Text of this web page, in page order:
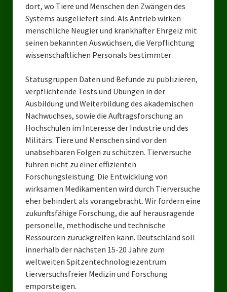
Landtagswahl Berlin 2021/23
Landtagswahl Mecklenburg – Vorpommern 2021
Landtagswahl Sachsen-Anhalt 2021
Bürgerschaftswahl Hamburg 2020
Landtagswahl Thüringen 2019
Europawahl 2019
Impressum
Datenschutzerklärung
dort, wo Tiere und Menschen den Zwängen des
Systems ausgeliefert sind. Als Antrieb wirken
menschliche Neugier und krankhafter Ehrgeiz mit
seinen bekannten Auswüchsen, die Verpflichtung
wissenschaftlichen Personals bestimmter
Statusgruppen Daten und Befunde zu publizieren,
verpflichtende Tests und Übungen in der
Ausbildung und Weiterbildung des akademischen
Nachwuchses, sowie die Auftragsforschung an
Hochschulen im Interesse der Industrie und des
Militärs. Tiere und Menschen sind vor den
unabsehbaren Folgen zu schützen. Tierversuche
führen nicht zu einer effizienten
Forschungsleistung. Die Entwicklung von
wirksamen Medikamenten wird durch Tierversuche
eher behindert als vorangebracht. Wir fordern eine
zukunftsfähige Forschung, die auf herausragende
personelle, methodische und technische
Ressourcen zurückgreifen kann. Deutschland soll
innerhalb der nächsten 15-20 Jahre zum
weltweiten Spitzentechnologiezentrum
tierversuchsfreier Medizin und Forschung
emporsteigen.